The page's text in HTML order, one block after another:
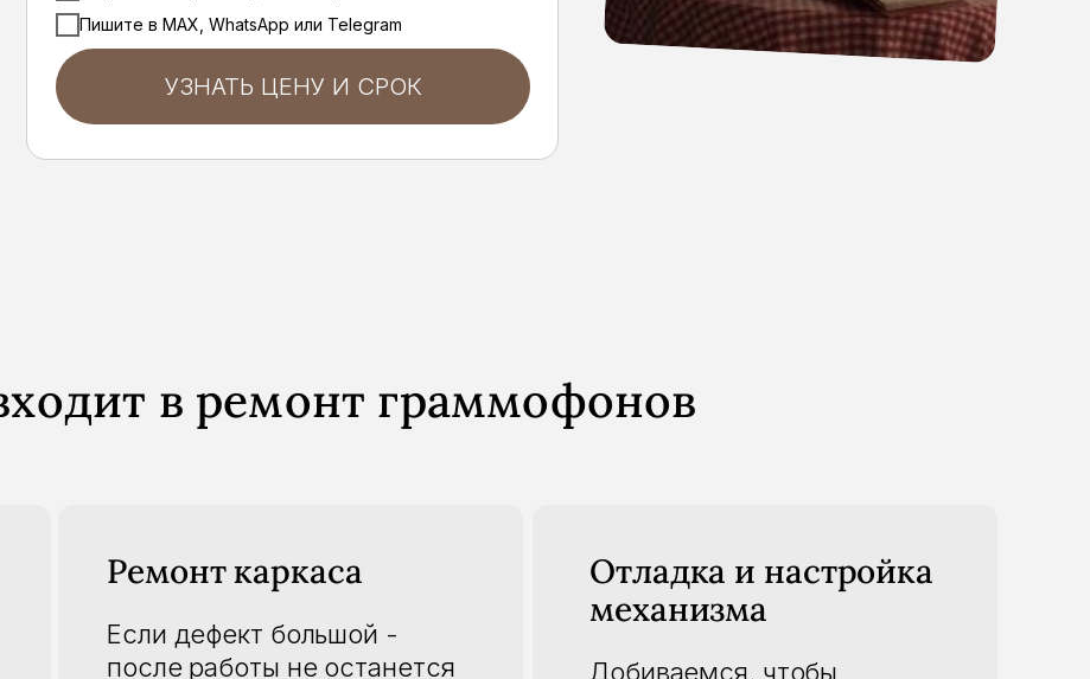
Пишите в MAX, WhatsApp или Telegram
УЗНАТЬ ЦЕНУ И СРОК
в ремонт граммофонов
Ремонт каркаса
Если дефект большой -
после работы не останется
Отладка и настройка
механизма
Добиваемся, чтобы